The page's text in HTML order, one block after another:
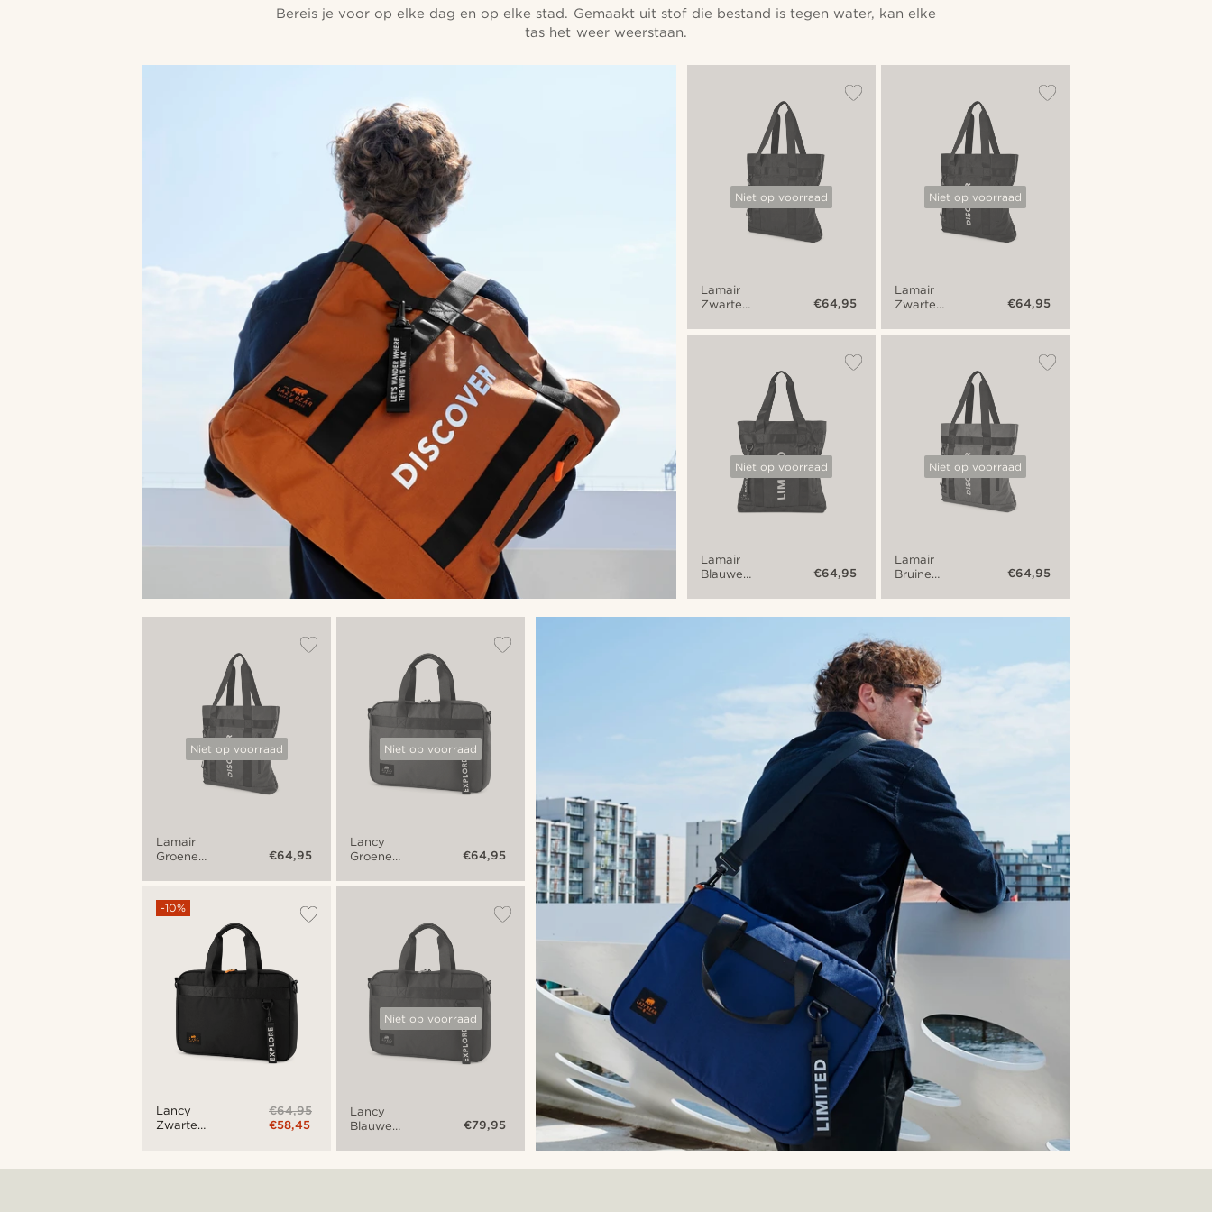
Bereis je voor op elke dag en op elke stad. Gemaakt uit stof die bestand is tegen water, kan elke
tas het weer weerstaan.
Niet op voorraad
Lamair
Zwarte
Draagtas
€64,95
Niet op voorraad
Lamair
Blauwe
Edition
Opvouwbare
€64,95
Niet op voorraad
Lamair
Zwarte
Opvouwbare
€64,95
Niet op voorraad
Lamair
Bruine
Opvouwbare
Draagtas
€64,95
Niet op voorraad
Lamair
Groene
Draagtas
€64,95
Lancy
Zwarte
-10%
€64,95
€58,45
Niet op voorraad
Lancy
Groene
€64,95
Niet op voorraad
Lancy
Blauwe
Edition
Laptoptas
€79,95